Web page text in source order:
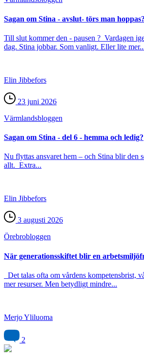
Sagan om Stina - avslut- törs man hoppas?
Till slut kommer den - pausen ? Vardagen
dag. Stina jobbar. Som vanligt. Eller lite
Elin Jibbefors
23 juni 2026
Värmlands­bloggen
Sagan om Stina - del 6 - hemma och ledig?
Nu flyttas ansvaret hem – och Stina blir den
allt. Extra...
Elin Jibbefors
3 augusti 2026
Örebro­bloggen
När generationsskiftet blir en
Det talas ofta om vårdens kompetensbrist,
mer resurser. Men betydligt mindre...
Merjo Yliluoma
2